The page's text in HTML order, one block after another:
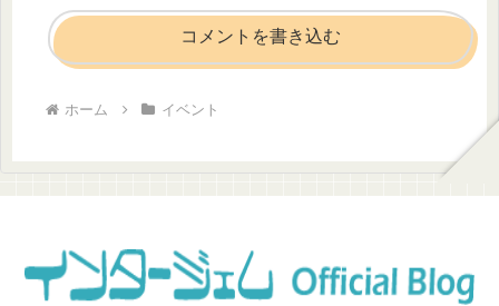
コメントを書き込む
ホーム イベント